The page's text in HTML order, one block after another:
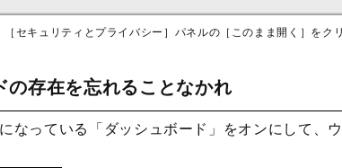
セキュリティとプライバシー］パネルの［このまま開く］をク
の存在を忘れることなかれ
なっている「ダッシュボード」をオンにして、